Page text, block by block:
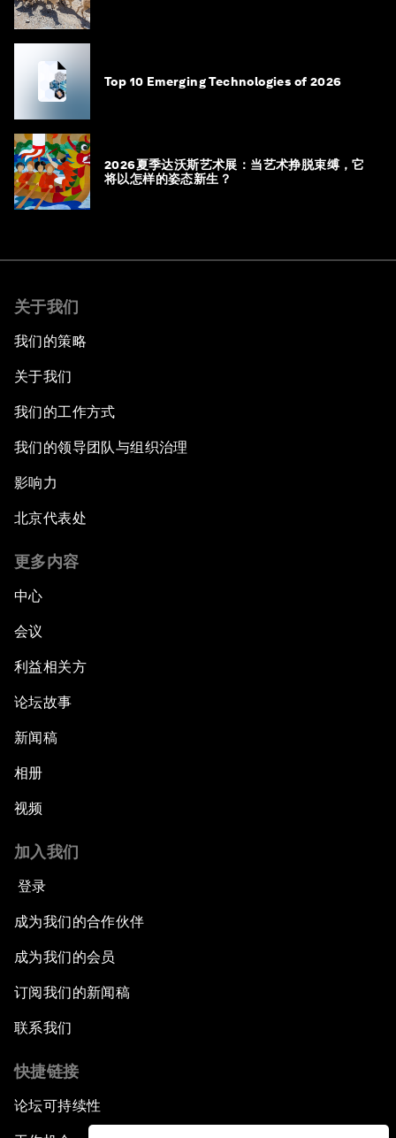
Top 10 Emerging Technologies of 2026
2026夏季达沃斯艺术展：当艺术挣脱束缚，它
将以怎样的姿态新生？
关于我们
我们的策略
关于我们
我们的工作方式
我们的领导团队与组织治理
影响力
北京代表处
更多内容
中心
会议
利益相关方
论坛故事
新闻稿
相册
视频
加入我们
登录
成为我们的合作伙伴
成为我们的会员
订阅我们的新闻稿
联系我们
快捷链接
论坛可持续性